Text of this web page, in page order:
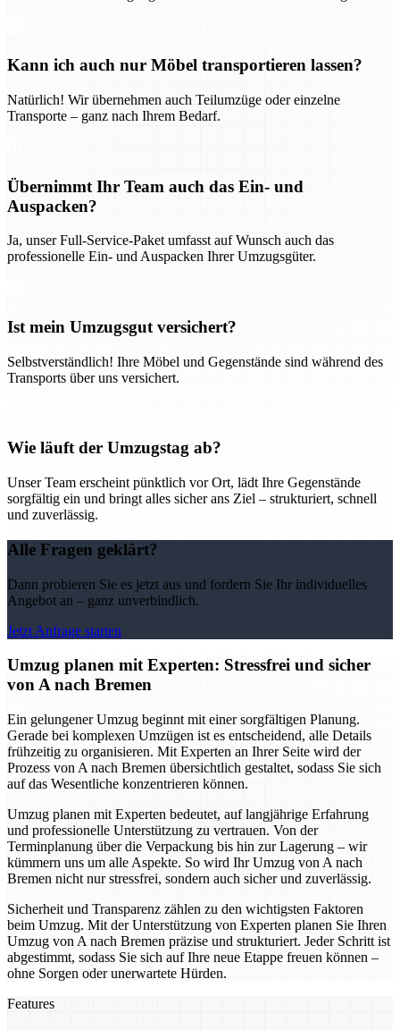
Kann ich auch nur Möbel transportieren lassen?
Natürlich! Wir übernehmen auch Teilumzüge oder einzelne
Transporte – ganz nach Ihrem Bedarf.
Übernimmt Ihr Team auch das Ein- und
Auspacken?
Ja, unser Full-Service-Paket umfasst auf Wunsch auch das
professionelle Ein- und Auspacken Ihrer Umzugsgüter.
Ist mein Umzugsgut versichert?
Selbstverständlich! Ihre Möbel und Gegenstände sind während des
Transports über uns versichert.
Wie läuft der Umzugstag ab?
Unser Team erscheint pünktlich vor Ort, lädt Ihre Gegenstände
sorgfältig ein und bringt alles sicher ans Ziel – strukturiert, schnell
und zuverlässig.
Alle Fragen geklärt?
Dann probieren Sie es jetzt aus und fordern Sie Ihr individuelles
Angebot an – ganz unverbindlich.
Jetzt Anfrage starten
Umzug planen mit Experten: Stressfrei und sicher
von A nach Bremen
Ein gelungener Umzug beginnt mit einer sorgfältigen Planung.
Gerade bei komplexen Umzügen ist es entscheidend, alle Details
frühzeitig zu organisieren. Mit Experten an Ihrer Seite wird der
Prozess von A nach Bremen übersichtlich gestaltet, sodass Sie sich
auf das Wesentliche konzentrieren können.
Umzug planen mit Experten bedeutet, auf langjährige Erfahrung
und professionelle Unterstützung zu vertrauen. Von der
Terminplanung über die Verpackung bis hin zur Lagerung – wir
kümmern uns um alle Aspekte. So wird Ihr Umzug von A nach
Bremen nicht nur stressfrei, sondern auch sicher und zuverlässig.
Sicherheit und Transparenz zählen zu den wichtigsten Faktoren
beim Umzug. Mit der Unterstützung von Experten planen Sie Ihren
Umzug von A nach Bremen präzise und strukturiert. Jeder Schritt ist
abgestimmt, sodass Sie sich auf Ihre neue Etappe freuen können –
ohne Sorgen oder unerwartete Hürden.
Features